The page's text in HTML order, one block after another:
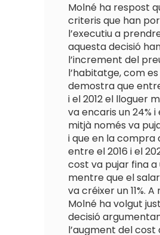
Molné ha respost
criteris que han
l’executiu a
aquesta decisió
l’increment del
l’habitatge, com es
demostra que
i el 2012 el lloguer
va encaris un 24% i
mitjà només va
i que en la compra
entre el 2016 i el
cost va pujar fina a
mentre que el
va créixer un 11%. A
Molné ha volgut
decisió
l’augment del cost